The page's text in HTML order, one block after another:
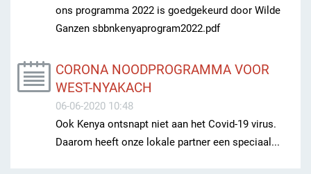
ons programma 2022 is goedgekeurd door Wilde
Ganzen sbbnkenyaprogram2022.pdf
CORONA NOODPROGRAMMA VOOR
WEST-NYAKACH
06-06-2020 10:48
Ook Kenya ontsnapt niet aan het Covid-19 virus.
Daarom heeft onze lokale partner een speciaal...